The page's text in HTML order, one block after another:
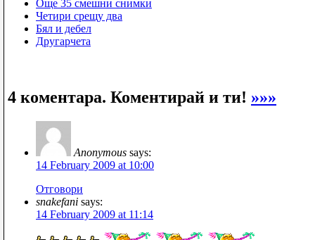
Още 35 смешни снимки
Четири срещу два
Бял и дебел
Другарчета
4 коментара. Коментирай и ти! »»»
Anonymous says:
14 February 2009 at 10:00
Отговори
snakefani says:
14 February 2009 at 11:14